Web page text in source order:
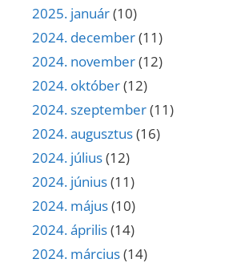
2025. január(10)
2024. december(11)
2024. november(12)
2024. október(12)
2024. szeptember(11)
2024. augusztus(16)
2024. július(12)
2024. június(11)
2024. május(10)
2024. április(14)
2024. március(14)